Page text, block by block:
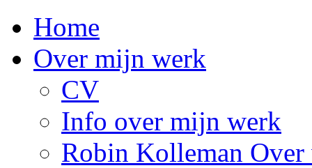
Home
Over mijn werk
CV
Info over mijn werk
Robin Kolleman